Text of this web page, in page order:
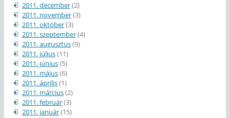
2011. december(2)
2011. november(3)
2011. október(3)
2011. szeptember(4)
2011. augusztus(9)
2011. július(11)
2011. június(5)
2011. május(6)
2011. április(1)
2011. március(2)
2011. február(3)
2011. január(15)